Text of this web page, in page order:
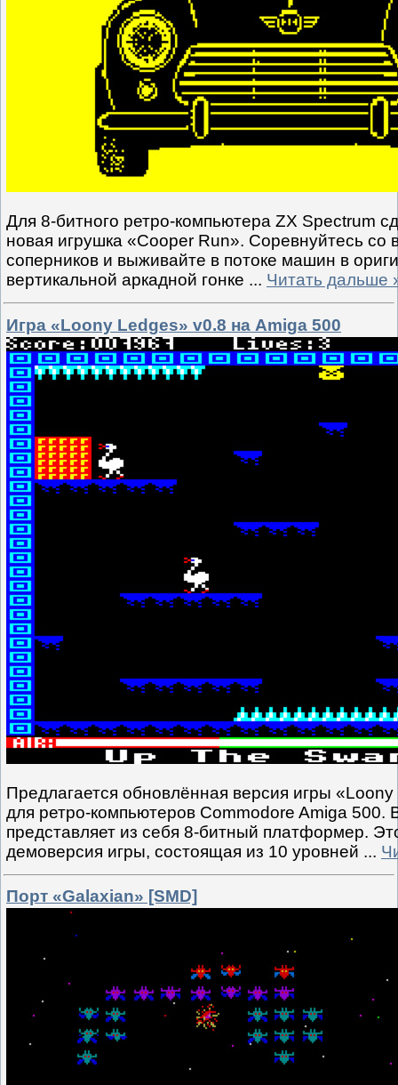
Для 8-битного ретро-компьютера ZX Spectrum
новая игрушка «Cooper Run». Соревнуйтесь со
соперников и выживайте в потоке машин в
вертикальной аркадной гонке ... Читать дальше
Игра «Loony Ledges» v0.8 на Amiga 500
Предлагается обновлённая версия игры
для ретро-компьютеров Commodore Amiga 500.
представляет из себя 8-битный платформер.
демоверсия игры, состоящая из 10 уровней ...
Порт «Galaxian» [SMD]